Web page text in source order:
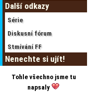
Další odkazy
Série
Diskusní fórum
Stmívání FF
Nenechte si ujít!
Tohle všechno jsme tu
napsaly